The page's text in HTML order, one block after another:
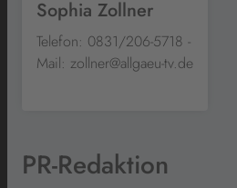
Sophia Zollner
Telefon: 0831/206-5718 -
Mail: zollner@allgaeu-tv.de
PR-Redaktion